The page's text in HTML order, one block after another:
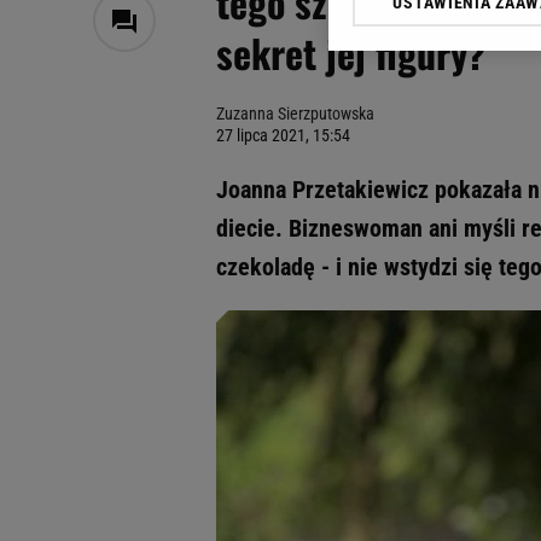
sekret jej figury?
Zuzanna Sierzputowska
27 lipca 2021, 15:54
Joanna Przetakiewicz pokazała
diecie. Bizneswoman ani myśli
czekoladę - i nie wstydzi się
Klikając „Akceptuję”
dotyczące plików
plików cookie możliwa
Użycie dokładnych
Przechowywanie
badnie odbiorców i